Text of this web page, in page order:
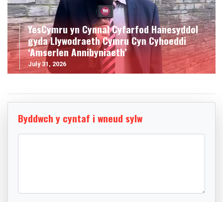
YesCymru yn Cynnal Cyfarfod Hanesyddol
gyda Llywodraeth Cymru Cyn Cyhoeddi
‘Amserlen Annibyniaeth’
July 31, 2026
Byddwch y cyntaf i wneud sylw